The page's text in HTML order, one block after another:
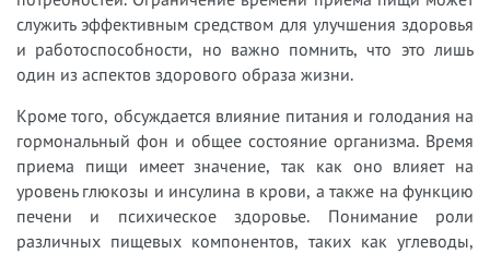
служить эффективным средством для улучшения здоровья
и работоспособности, но важно помнить, что это лишь
один из аспектов здорового образа жизни.
Кроме того, обсуждается влияние питания и голодания на
гормональный фон и общее состояние организма. Время
приема пищи имеет значение, так как оно влияет на
уровень глюкозы и инсулина в крови, а также на функцию
печени и психическое здоровье. Понимание роли
различных пищевых компонентов, таких как углеводы,